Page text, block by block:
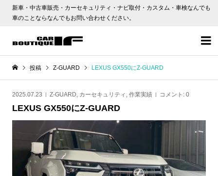
新車・中古車販売・カーセキュリティ・ナビ取付・カスタム・車検なんでも
車のことならなんでもお問い合わせください。

投稿 Z-GUARD LEXUS GX550にZ-GUARD
2025.07.23 Z-GUARD, カーセキュリティ , 作業実績 コメント: 0
LEXUS GX550にZ-GUARD